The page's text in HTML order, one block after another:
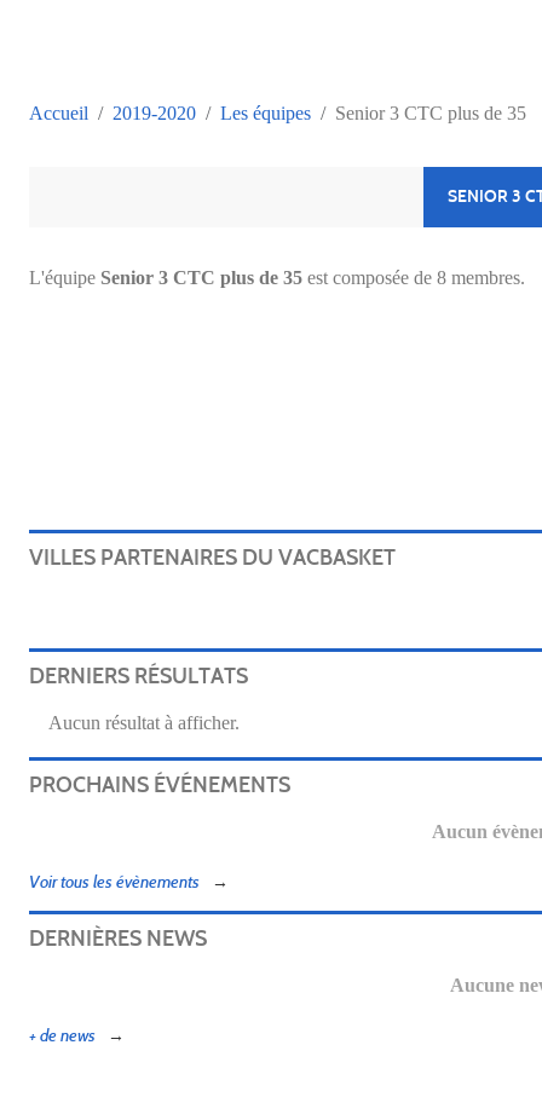
Accueil 2019-2020 Les équipes Senior 3 CTC plus de 35
SENIOR 3
L'équipe Senior 3 CTC plus de 35 est composée de 8 membres.
VILLES PARTENAIRES DU VACBASKET
DERNIERS RÉSULTATS
Aucun résultat à afficher.
PROCHAINS ÉVÉNEMENTS
Aucun
Voir tous les évènements
DERNIÈRES NEWS
Aucune
+ de news